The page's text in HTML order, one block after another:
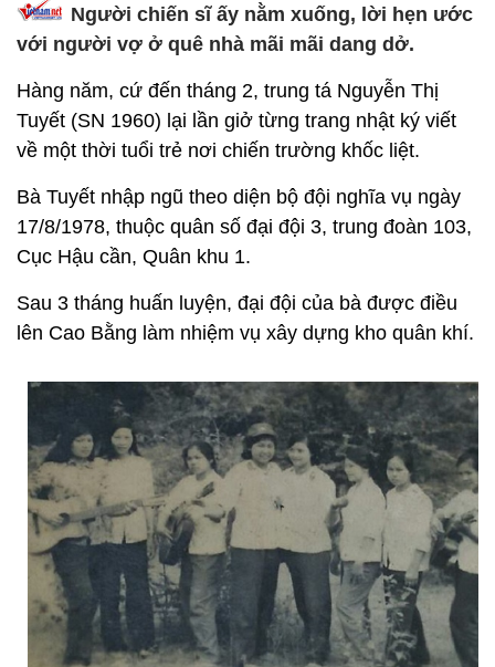
Người chiến sĩ ấy nằm xuống, lời hẹn ước
với người vợ ở quê nhà mãi mãi dang dở.
Hàng năm, cứ đến tháng 2, trung tá Nguyễn Thị
Tuyết (SN 1960) lại lần giở từng trang nhật ký viết
về một thời tuổi trẻ nơi chiến trường khốc liệt.
Bà Tuyết nhập ngũ theo diện bộ đội nghĩa vụ ngày
17/8/1978, thuộc quân số đại đội 3, trung đoàn 103,
Cục Hậu cần, Quân khu 1.
Sau 3 tháng huấn luyện, đại đội của bà được điều
lên Cao Bằng làm nhiệm vụ xây dựng kho quân khí.